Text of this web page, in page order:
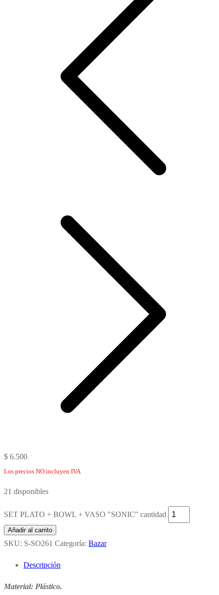
$ 6.500
Los precios NO incluyen IVA
21 disponibles
SET PLATO + BOWL + VASO "SONIC" cantidad
Añadir al carrito
SKU: S-SO261 Categoría: Bazar
Descripción
Material: Plástico.